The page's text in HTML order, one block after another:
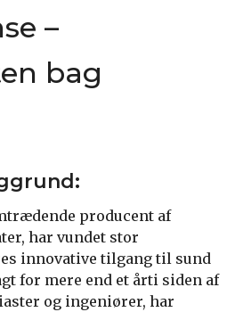
–
bag
producent af
har vundet stor
innovative tilgang til sund
for mere end et årti siden af
og ingeniører, har